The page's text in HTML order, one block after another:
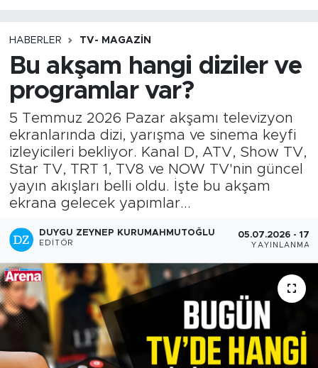
HABERLER TV- MAGAZIN
Bu akşam hangi diziler ve
programlar var?
5 Temmuz 2026 Pazar akşamı televizyon
ekranlarında dizi, yarışma ve sinema keyfi
izleyicileri bekliyor. Kanal D, ATV, Show TV,
Star TV, TRT 1, TV8 ve NOW TV'nin güncel
yayın akışları belli oldu. İşte bu akşam
ekrana gelecek yapımlar...
DUYGU ZEYNEP KURUMAHMUTOĞLU
EDITÖR
05.07.2026 -
YAYINLANMA
Son Dakika Haberleri
Haber Arşivi